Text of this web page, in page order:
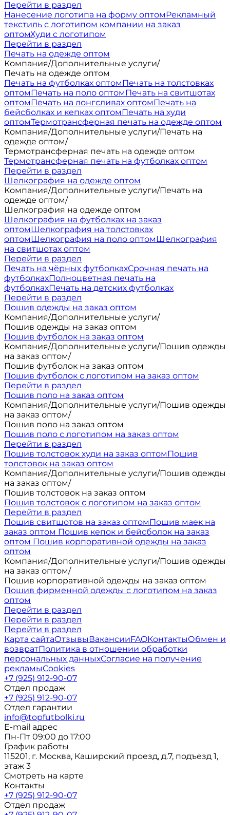
Перейти в раздел
Нанесение логотипа на форму оптомРекламный
текстиль с логотипом компании на заказ
оптомХуди с логотипом
Перейти в раздел
Печать на одежде оптом
Компания/Дополнительные услуги/
Печать на одежде оптом
Печать на футболках оптомПечать на толстовках
оптомПечать на поло оптомПечать на свитшотах
оптомПечать на лонгсливах оптомПечать на
бейсболках и кепках оптомПечать на худи
оптомТермотрансферная печать на одежде оптом
Компания/Дополнительные услуги/Печать на
одежде оптом/
Термотрансферная печать на одежде оптом
Термотрансферная печать на футболках оптом
Перейти в раздел
Шелкография на одежде оптом
Компания/Дополнительные услуги/Печать на
одежде оптом/
Шелкография на одежде оптом
Шелкография на футболках на заказ
оптомШелкография на толстовках
оптомШелкография на поло оптомШелкография
на свитшотах оптом
Перейти в раздел
Печать на чёрных футболкахСрочная печать на
футболкахПолноцветная печать на
футболкахПечать на детских футболках
Перейти в раздел
Пошив одежды на заказ оптом
Компания/Дополнительные услуги/
Пошив одежды на заказ оптом
Пошив футболок на заказ оптом
Компания/Дополнительные услуги/Пошив одежды
на заказ оптом/
Пошив футболок на заказ оптом
Пошив футболок с логотипом на заказ оптом
Перейти в раздел
Пошив поло на заказ оптом
Компания/Дополнительные услуги/Пошив одежды
на заказ оптом/
Пошив поло на заказ оптом
Пошив поло с логотипом на заказ оптом
Перейти в раздел
Пошив толстовок худи на заказ оптомПошив
толстовок на заказ оптом
Компания/Дополнительные услуги/Пошив одежды
на заказ оптом/
Пошив толстовок на заказ оптом
Пошив толстовок с логотипом на заказ оптом
Перейти в раздел
Пошив свитшотов на заказ оптомПошив маек на
заказ оптом Пошив кепок и бейсболок на заказ
оптом Пошив корпоративной одежды на заказ
оптом
Компания/Дополнительные услуги/Пошив одежды
на заказ оптом/
Пошив корпоративной одежды на заказ оптом
Пошив фирменной одежды с логотипом на заказ
оптом
Перейти в раздел
Перейти в раздел
Перейти в раздел
Карта сайтаОтзывыВакансииFAQКонтактыОбмен и
возвратПолитика в отношении обработки
персональных данныхСогласие на получение
рекламыCookies
+7 (925) 912-90-07
Отдел продаж
+7 (925) 912-90-07
Отдел гарантии
info@topfutbolki.ru
E-mail адрес
Пн-Пт 09:00 до 17:00
График работы
115201, г. Москва, Каширский проезд, д.7, подъезд 1,
этаж 3
Смотреть на карте
Контакты
+7 (925) 912-90-07
Отдел продаж